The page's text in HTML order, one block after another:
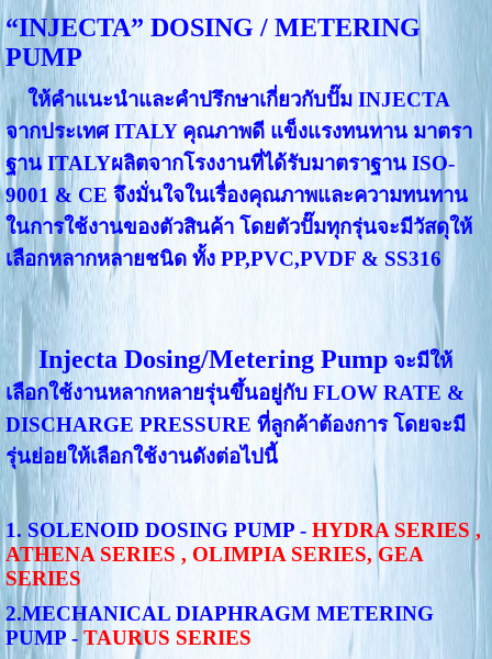
“INJECTA” DOSING / METERING
PUMP
ให้คำแนะนำและคำปรึกษาเกี่ยวกับปั๊ม INJECTA
จากประเทศ ITALY คุณภาพดี แข็งแรงทนทาน มาตรา
ฐาน ITALYผลิตจากโรงงานที่ได้รับมาตราฐาน ISO-
9001 & CE จึงมั่นใจในเรื่องคุณภาพและความทนทาน
ในการใช้งานของตัวสินค้า โดยตัวปั๊มทุกรุ่นจะมีวัสดุให้
เลือกหลากหลายชนิด ทั้ง PP,PVC,PVDF & SS316
Injecta Dosing/Metering Pumpจะมีให้
เลือกใช้งานหลากหลายรุ่นขึ้นอยู่กับ FLOW RATE &
DISCHARGE PRESSURE ที่ลูกค้าต้องการ โดยจะมี
รุ่นย่อยให้เลือกใช้งานดังต่อไปนี้
1. SOLENOID DOSING PUMP - HYDRA SERIES ,
ATHENA SERIES , OLIMPIA SERIES, GEA
SERIES
2.MECHANICAL DIAPHRAGM METERING
PUMP -TAURUS SERIES